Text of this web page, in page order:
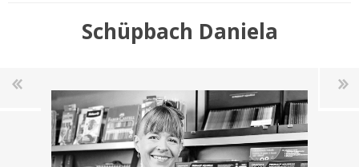
Schüpbach Daniela